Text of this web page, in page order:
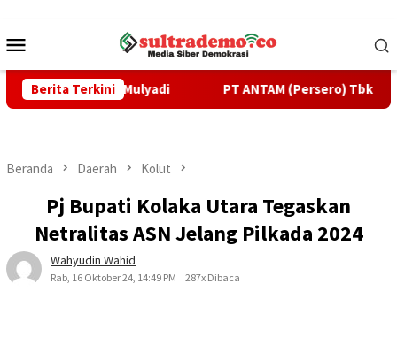
konten
Mobile
Berita Terkini
Dedi Mulyadi PT ANTAM (Persero) Tbk UBPN
Beranda Daerah Kolut
Pj Bupati Kolaka Utara Tegaskan
Netralitas ASN Jelang Pilkada 2024
Wahyudin Wahid
Rab, 16 Oktober 24, 14:49 PM 287x Dibaca